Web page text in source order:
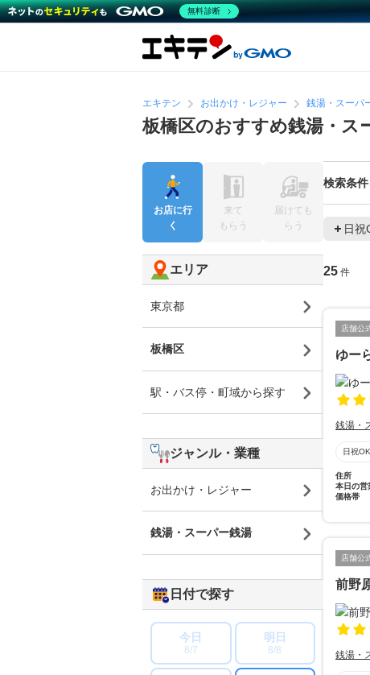
エキテン お出かけ・レジャー 銭湯・スーパ
板橋区のおすすめ銭湯・ス
検索条件
日祝
25 件
店舗公
ゆー
銭湯・
日祝OK
住所
本日の営
価格帯
店舗公
前野
銭湯・
お店に行
く
来て
もらう
届けても
らう
エリア
東京都
板橋区
駅・バス停・町域から探す
ジャンル・業種
お出かけ・レジャー
銭湯・スーパー銭湯
日付で探す
今日
8/7
明日
8/8
無料診断